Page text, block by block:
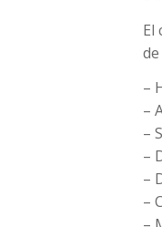
El
–
–
–
–
–
–